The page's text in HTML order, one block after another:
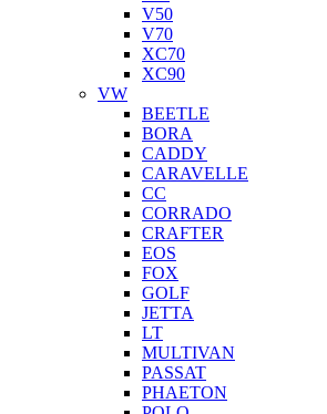
V50
V70
XC70
XC90
VW
BEETLE
BORA
CADDY
CARAVELLE
CC
CORRADO
CRAFTER
EOS
FOX
GOLF
JETTA
LT
MULTIVAN
PASSAT
PHAETON